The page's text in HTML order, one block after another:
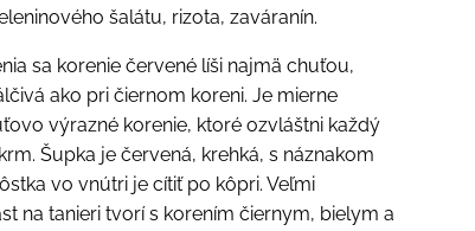
šalátu, rizota, zaváranín.
sa korenie červené líši najmä chuťou,
ako pri čiernom koreni. Je mierne
výrazné korenie, ktoré ozvláštni každý
Šupka je červená, krehká, s náznakom
vo vnútri je cítiť po kôpri. Veľmi
na tanieri tvorí s korením čiernym, bielym a